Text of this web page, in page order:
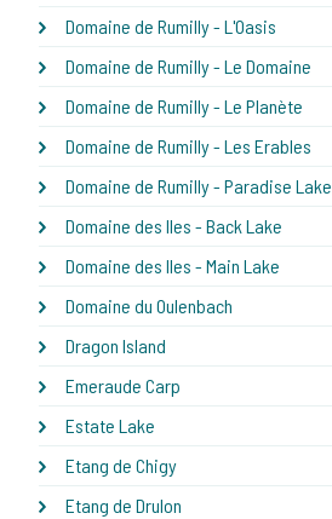
Domaine de Rumilly - L'Oasis
Domaine de Rumilly - Le Domaine
Domaine de Rumilly - Le Planète
Domaine de Rumilly - Les Erables
Domaine de Rumilly - Paradise Lake
Domaine des Iles - Back Lake
Domaine des Iles - Main Lake
Domaine du Oulenbach
Dragon Island
Emeraude Carp
Estate Lake
Etang de Chigy
Etang de Drulon